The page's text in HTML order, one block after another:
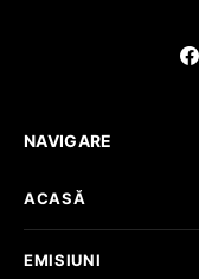
NAVIGARE
ACASĂ
EMISIUNI